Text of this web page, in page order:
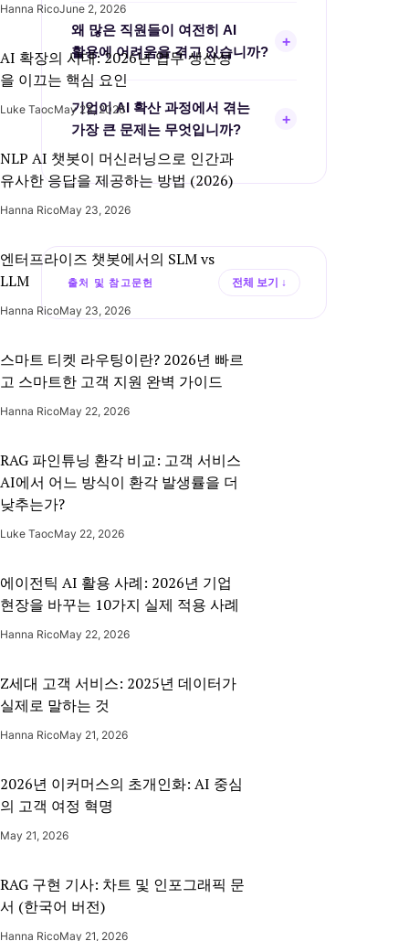
연방준비은행 연구에 따르면 생성형
AI는 평균적으로 전체 근무 시간의 5.4%
를 절약하며, 이는 월 1일 이상의 업무
시간 절감 효과와 동일합니다.
왜 많은 직원들이 여전히 AI
활용에 어려움을 겪고 있습니까?
+
가장 큰 원인은 교육 부족과 명확한
조직 전략 부재입니다. AI 도입 속도가
조직 지원 체계를 앞지르고 있습니다.
기업이 AI 확산 과정에서 겪는
가장 큰 문제는 무엇입니까?
+
개인 생산성 향상을 전사적 성과로
연결하지 못하는 점입니다. ROI 측정,
데이터 거버넌스, 레거시 시스템 통합이
출처 및 참고문헌 전체 보기 ↓
Azumo — AI 직장 통계 2026 →
MC
McKinsey — AI 현황 보고서
2025
WR
도입 조사
Writer · 2026
FR
Gallup — 직장 AI 트렌드
Gallup · Q4 2025
SHRM — HR 내 AI 현황 2026
MP
NV
NVIDIA
MS
Morgan Stanley — AI 도입 조사
Hanna RicoJune 2, 2026
AI 확장의 시대: 2026년 업무 생산성
을 이끄는 핵심 요인
Luke TaocMay 23, 2026
NLP AI 챗봇이 머신러닝으로 인간과
유사한 응답을 제공하는 방법 (2026)
Hanna RicoMay 23, 2026
엔터프라이즈 챗봇에서의 SLM vs
LLM
Hanna RicoMay 23, 2026
스마트 티켓 라우팅이란? 2026년 빠르
고 스마트한 고객 지원 완벽 가이드
Hanna RicoMay 22, 2026
RAG 파인튜닝 환각 비교: 고객 서비스
AI에서 어느 방식이 환각 발생률을 더
낮추는가?
Luke TaocMay 22, 2026
에이전틱 AI 활용 사례: 2026년 기업
현장을 바꾸는 10가지 실제 적용 사례
Hanna RicoMay 22, 2026
Z세대 고객 서비스: 2025년 데이터가
실제로 말하는 것
Hanna RicoMay 21, 2026
2026년 이커머스의 초개인화: AI 중심
의 고객 여정 혁명
May 21, 2026
RAG 구현 기사: 차트 및 인포그래픽 문
서 (한국어 버전)
Hanna RicoMay 21, 2026